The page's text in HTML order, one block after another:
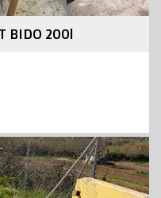
BIDO 200l